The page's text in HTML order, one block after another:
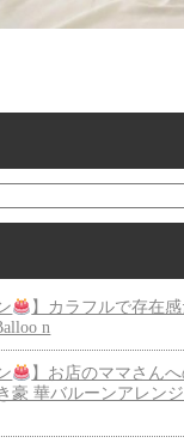
】カラフルで存在
n
】お店のママさん
豪 華バルーンアレン